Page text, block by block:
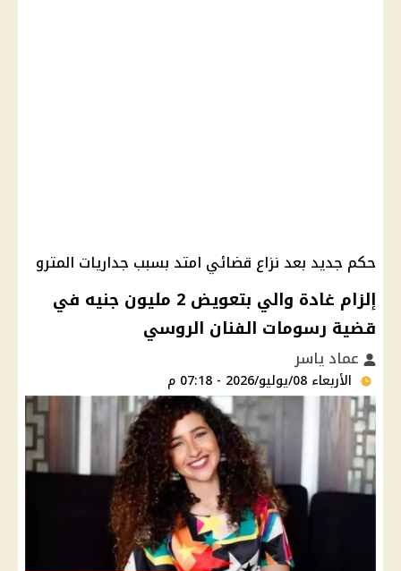
حكم جديد بعد نزاع قضائي امتد بسبب جداريات المترو
إلزام غادة والي بتعويض 2 مليون جنيه في
قضية رسومات الفنان الروسي
عماد ياسر
الأربعاء 08/يوليو/2026 - 07:18 م